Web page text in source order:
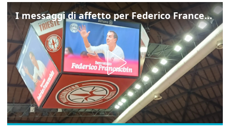
I messaggi di affetto per Federico Franceschin: così il mondo del basket gli è stato accanto fino all’ultimo